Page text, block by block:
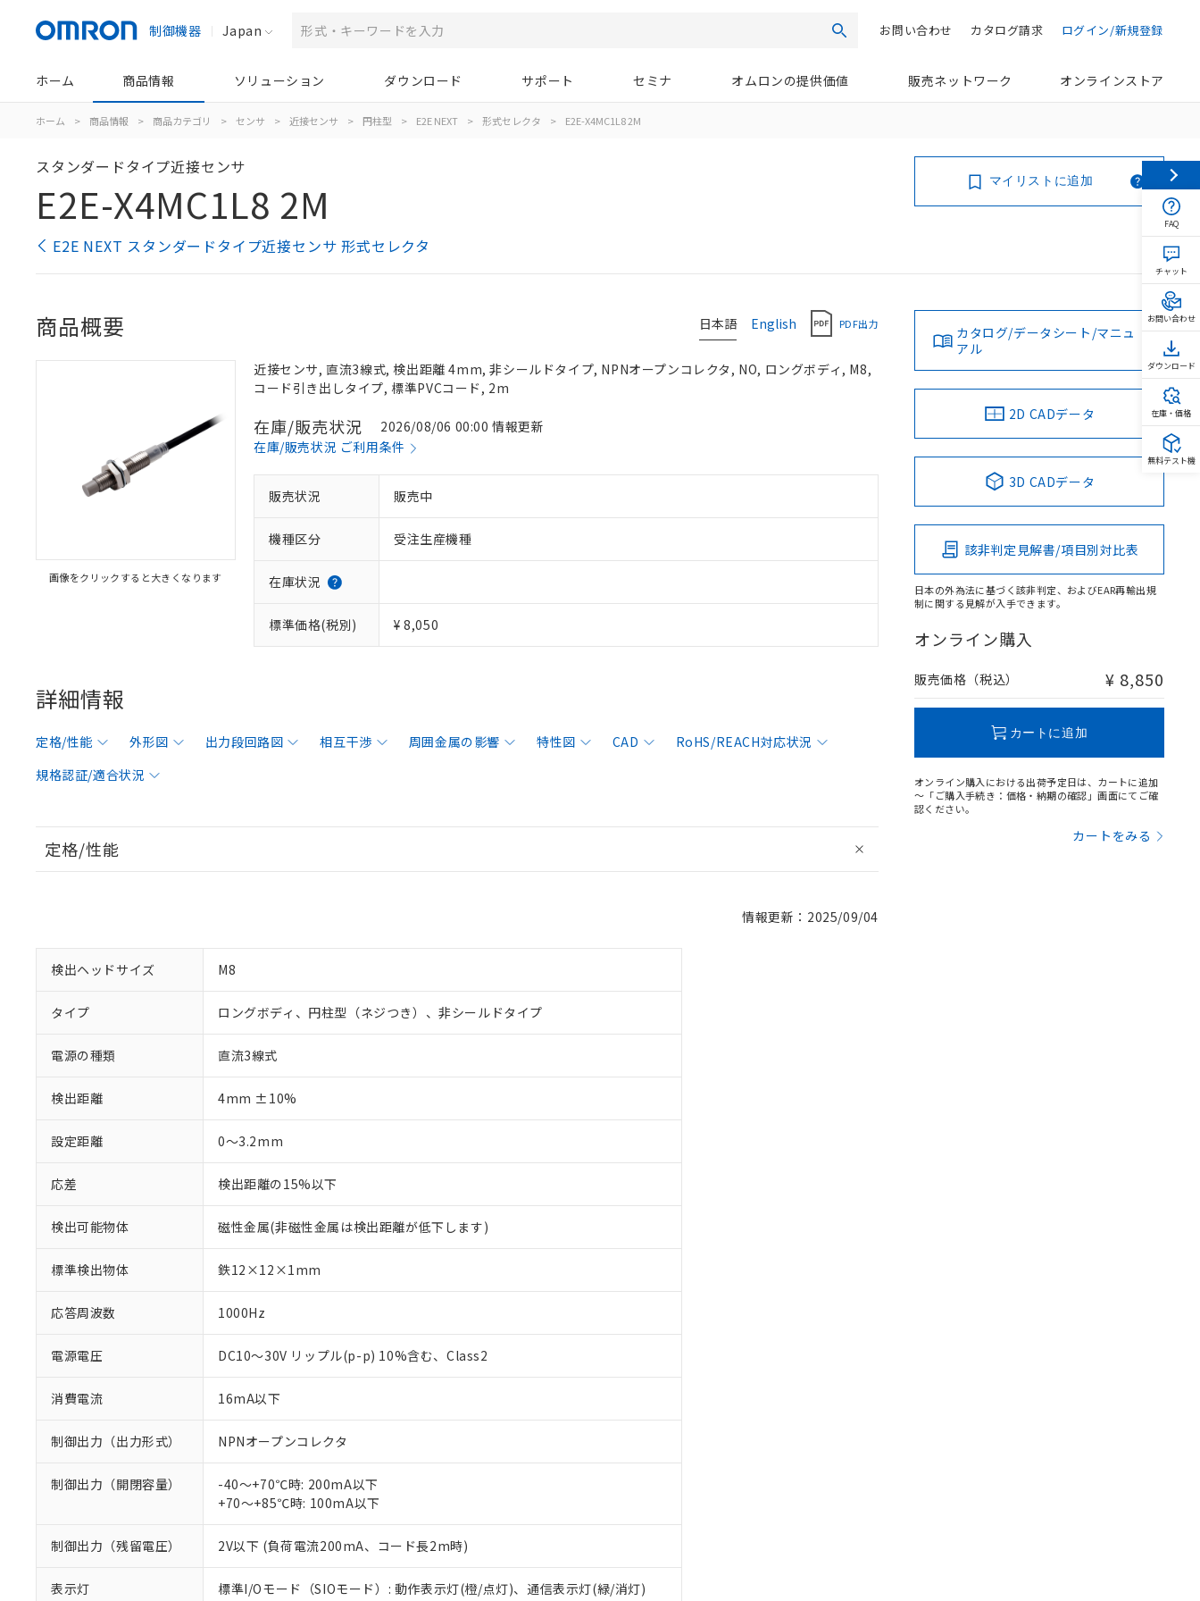
制御機器 Japan 検索 ログイン/新規登録
カタログ請求
お問い合わせ
ホーム 商品情報 ソリューション ダウンロード サポート セミナ オムロンの提供価値 販売ネットワーク オンラインストア
ホーム > 商品情報 > 商品カテゴリ > センサ > 近接センサ > 円柱型 > E2E NEXT > 形式セレクタ > E2E-X4MC1L8 2M
スタンダードタイプ近接センサ
E2E-X4MC1L8 2M
E2E NEXT スタンダードタイプ近接センサ 形式セレクタ
マイリストに追加
日本語 English PDF出力
商品概要
画像をクリックすると大きくなります
近接センサ, 直流3線式, 検出距離 4mm, 非シールドタイプ, NPNオープンコレクタ, NO, ロングボディ, M8,
コード引き出しタイプ, 標準PVCコード, 2m
在庫/販売状況
2026/08/06 00:00 情報更新
在庫/販売状況 ご利用条件
販売状況 販売中
機種区分 受注生産機種
在庫状況
標準価格(税別) ¥ 8,050
詳細情報
定格/性能 外形図 出力段回路図 相互干渉 周囲金属の影響 特性図 CAD
RoHS/REACH対応状況
規格認証/適合状況
定格/性能
情報更新：2025/09/04
検出ヘッドサイズ M8
タイプ ロングボディ、円柱型（ネジつき）、非シールドタイプ
電源の種類 直流3線式
検出距離 4mm ±10%
設定距離 0～3.2mm
応差 検出距離の15%以下
検出可能物体 磁性金属(非磁性金属は検出距離が低下します)
標準検出物体 鉄12×12×1mm
応答周波数 1000Hz
電源電圧 DC10～30V リップル(p-p) 10%含む、Class2
消費電流 16mA以下
制御出力（出力形式） NPNオープンコレクタ
制御出力（開閉容量）
-40～+70℃時: 200mA以下
+70～+85℃時: 100mA以下
制御出力（残留電圧） 2V以下 (負荷電流200mA、コード長2m時)
表示灯 標準I/Oモード（SIOモード）: 動作表示灯(橙/点灯)、通信表示灯(緑/消灯)
カタログ/データシート/マニュ
アル
2D CADデータ
3D CADデータ
該非判定見解書/項目別対比表
日本の外為法に基づく該非判定、およびEAR再輸出規
制に関する見解が入手できます。
オンライン購入
販売価格（税込） ¥ 8,850
カートに追加
オンライン購入における出荷予定日は、カートに追加
～「ご購入手続き：価格・納期の確認」画面にてご確
認ください。
カートをみる
※1 対応状況
対応予定：EU RoHS指令（10物質）の非含有に対応した製品に切り替える予定のある商品です。
FAQ
チャット
お問い合わせ
ダウンロード
在庫・価格
無料テスト機